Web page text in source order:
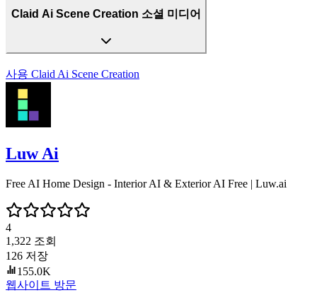
Claid Ai Scene Creation 소셜 미디어
사용 Claid Ai Scene Creation
Luw Ai
Free AI Home Design - Interior AI & Exterior AI Free | Luw.ai
4
1,322 조회
126 저장
155.0K
웹사이트 방문